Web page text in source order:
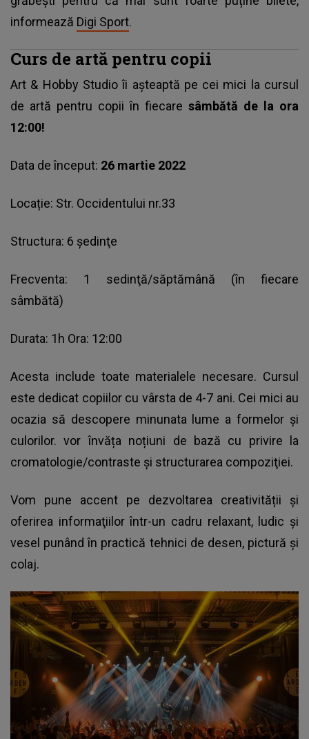
informează Digi Sport.
Curs de artă pentru copii
Art & Hobby Studio îi aşteaptă pe cei mici la cursul
de artă pentru copii în fiecare sâmbătă de la ora
12:00!
Data de început: 26 martie 2022
Locație: Str. Occidentului nr.33
Structura: 6 şedinţe
Frecventa: 1 sedinţă/săptămână (în fiecare
sâmbătă)
Durata: 1h Ora: 12:00
Acesta include toate materialele necesare. Cursul
este dedicat copiilor cu vârsta de 4-7 ani. Cei mici au
ocazia să descopere minunata lume a formelor şi
culorilor. vor învăța noțiuni de bază cu privire la
cromatologie/contraste şi structurarea compoziţiei.
Vom pune accent pe dezvoltarea creativității și
oferirea informaţiilor într-un cadru relaxant, ludic și
vesel punând în practică tehnici de desen, pictură și
colaj.